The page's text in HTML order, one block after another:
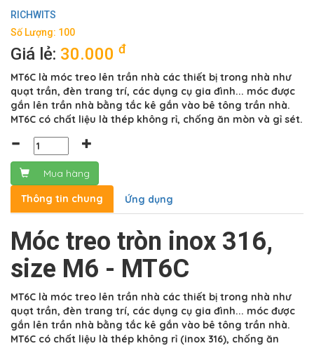
RICHWITS
Số Lượng: 100
Giá lẻ: 30.000 đ
MT6C là móc treo lên trần nhà các thiết bị trong nhà như
quạt trần, đèn trang trí, các dụng cụ gia đình... móc được
gắn lên trần nhà bằng tắc kê gắn vào bê tông trần nhà.
MT6C có chất liệu là thép không rỉ, chống ăn mòn và gỉ sét.
Mua hàng
Thông tin chung
Ứng dụng
Móc treo tròn inox 316,
size M6 - MT6C
MT6C là móc treo lên trần nhà các thiết bị trong nhà như
quạt trần, đèn trang trí, các dụng cụ gia đình... móc được
gắn lên trần nhà bằng tắc kê gắn vào bê tông trần nhà.
MT6C có chất liệu là thép không rỉ (inox 316), chống ăn